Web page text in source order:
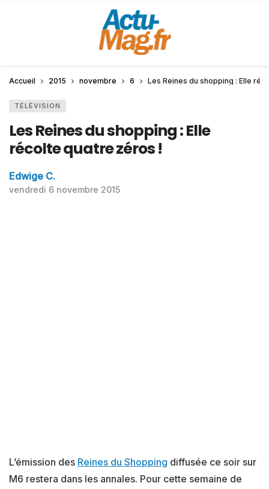
Accueil 2015 novembre 6 Les Reines du shopping : Elle
TÉLÉVISION
Les Reines du shopping : Elle
récolte quatre zéros !
Edwige C.
vendredi 6 novembre 2015
L’émission des Reines du Shopping diffusée ce soir sur
M6 restera dans les annales. Pour cette semaine de